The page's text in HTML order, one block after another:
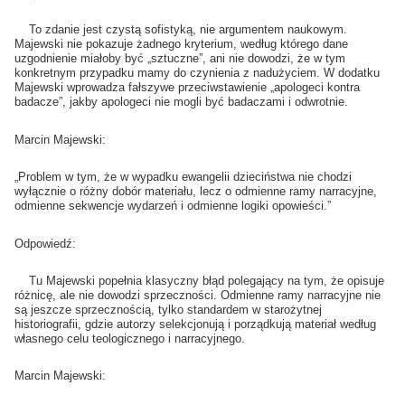
To zdanie jest czystą sofistyką, nie argumentem naukowym.
Majewski nie pokazuje żadnego kryterium, według którego dane
uzgodnienie miałoby być „sztuczne”, ani nie dowodzi, że w tym
konkretnym przypadku mamy do czynienia z nadużyciem. W dodatku
Majewski wprowadza fałszywe przeciwstawienie „apologeci kontra
badacze”, jakby apologeci nie mogli być badaczami i odwrotnie.
Marcin Majewski:
„Problem w tym, że w wypadku ewangelii dzieciństwa nie chodzi
wyłącznie o różny dobór materiału, lecz o odmienne ramy narracyjne,
odmienne sekwencje wydarzeń i odmienne logiki opowieści.”
Odpowiedź:
Tu Majewski popełnia klasyczny błąd polegający na tym, że opisuje
różnicę, ale nie dowodzi sprzeczności. Odmienne ramy narracyjne nie
są jeszcze sprzecznością, tylko standardem w starożytnej
historiografii, gdzie autorzy selekcjonują i porządkują materiał według
własnego celu teologicznego i narracyjnego.
Marcin Majewski: